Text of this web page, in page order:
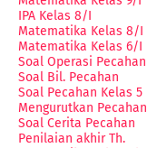
IPA Kelas 8/I
Matematika Kelas 8/I
Matematika Kelas 6/I
Soal Operasi Pecahan
Soal Bil. Pecahan
Soal Pecahan Kelas 5
Mengurutkan Pecahan
Soal Cerita Pecahan
Penilaian akhir Th.